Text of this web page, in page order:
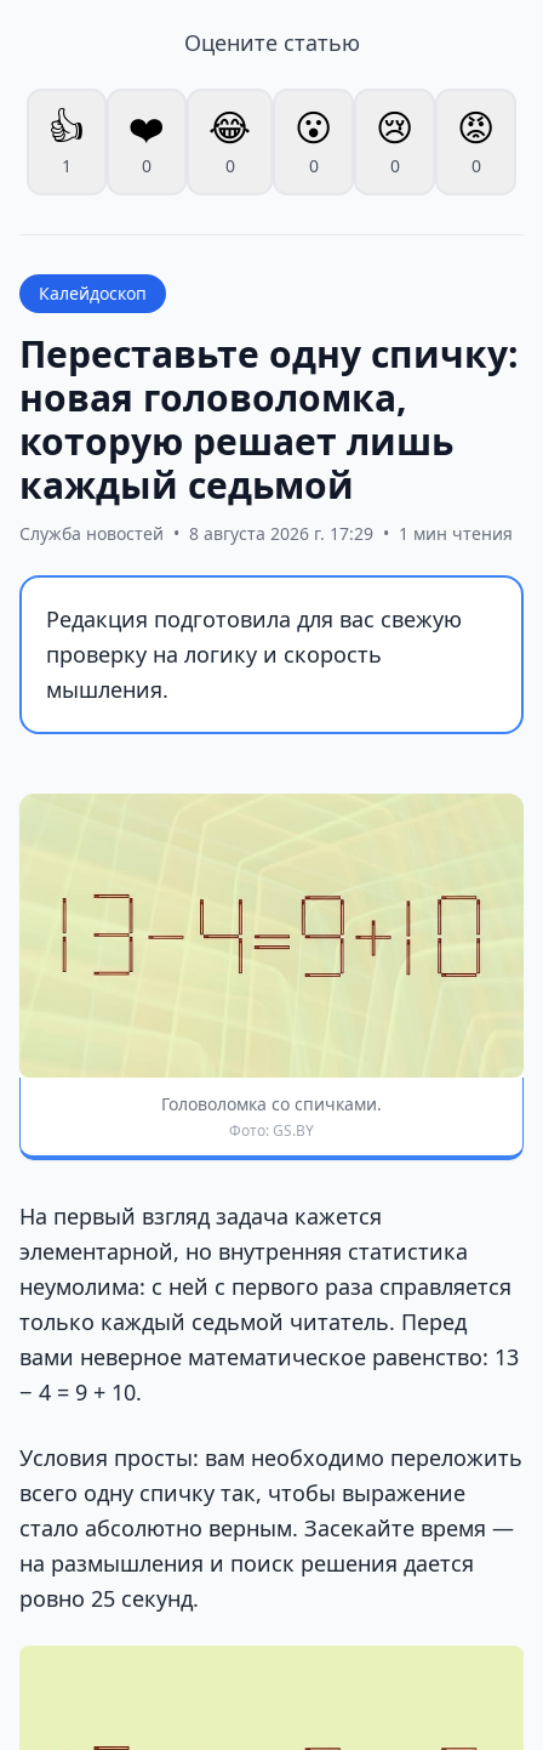
Оцените статью
👍
1
❤️
0
😂
0
😮
0
😢
0
😡
0
Калейдоскоп
Переставьте одну спичку:
новая головоломка,
которую решает лишь
каждый седьмой
Служба новостей • 8 августа 2026 г. 17:29 • 1 мин чтения
Редакция подготовила для вас свежую
проверку на логику и скорость
мышления.
Головоломка со спичками.
Фото: GS.BY
На первый взгляд задача кажется
элементарной, но внутренняя статистика
неумолима: с ней с первого раза справляется
только каждый седьмой читатель. Перед
вами неверное математическое равенство: 13
− 4 = 9 + 10.
Условия просты: вам необходимо переложить
всего одну спичку так, чтобы выражение
стало абсолютно верным. Засекайте время —
на размышления и поиск решения дается
ровно 25 секунд.